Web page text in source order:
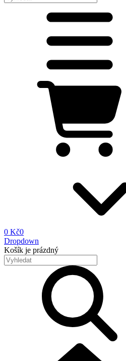
0 Kč0
Dropdown
Košík je prázdný